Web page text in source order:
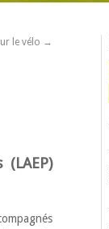
le vélo →
(LAEP)